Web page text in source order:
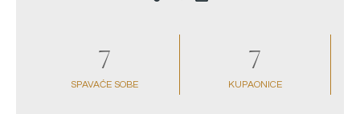
7
SPAVAĆE SOBE
7
KUPAONICE